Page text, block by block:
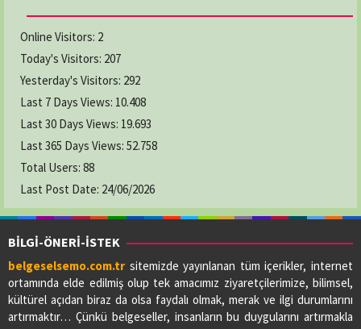
Online Visitors: 2
Today's Visitors: 207
Yesterday's Visitors: 292
Last 7 Days Views: 10.408
Last 30 Days Views: 19.693
Last 365 Days Views: 52.758
Total Users: 88
Last Post Date: 24/06/2026
BİLGİ-ÖNERİ-İSTEK
belgeselsemo.com.tr sitemizde yayınlanan tüm içerikler, internet
ortamında elde edilmiş olup tek amacımız ziyaretçilerimize, bilimsel,
kültürel açıdan biraz da olsa faydalı olmak, merak ve ilgi durumlarını
artırmaktır… Çünkü belgeseller, insanların bu duygularını artırmakla